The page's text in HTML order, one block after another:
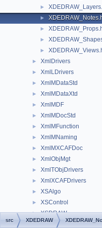
►
►
►
►
►
► XmlDrivers
► XmlLDrivers
► XmlMDataStd
► XmlMDataXtd
► XmlMDF
► XmlMDocStd
► XmlMFunction
► XmlMNaming
► XmlMXCAFDoc
► XmlObjMgt
► XmlTObjDrivers
► XmlXCAFDrivers
► XSAlgo
► XSControl
► XSDRAW
► Xw
src XDEDRAW